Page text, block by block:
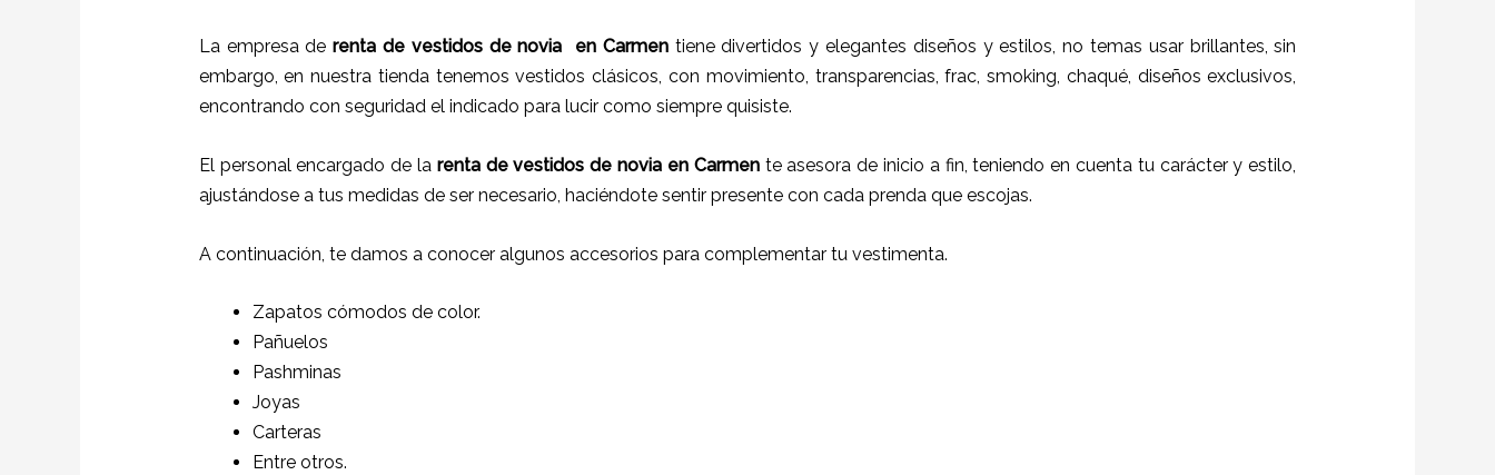
La empresa derenta de vestidos de novia en Carmen tiene divertidos y elegantes diseños y estilos, no temas usar brillantes, sin
embargo, en nuestra tienda tenemos vestidos clásicos, con movimiento, transparencias, frac, smoking, chaqué, diseños exclusivos,
encontrando con seguridad el indicado para lucir como siempre quisiste.
El personal encargado de larenta de vestidos de novia en Carmente asesora de inicio a fin, teniendo en cuenta tu carácter y estilo,
ajustándose a tus medidas de ser necesario, haciéndote sentir presente con cada prenda que escojas.
A continuación, te damos a conocer algunos accesorios para complementar tu vestimenta.
Zapatos cómodos de color.
Pañuelos
Pashminas
Joyas
Carteras
Entre otros.